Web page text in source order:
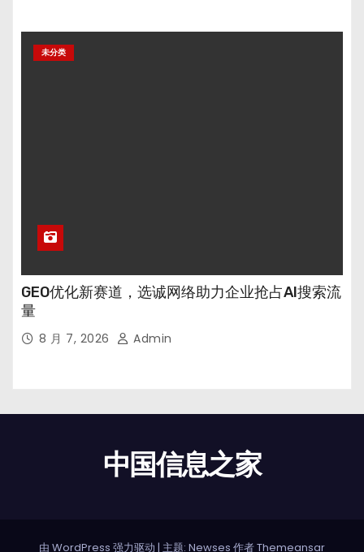
未分类
GEO优化新赛道，选诚网络助力企业抢占AI搜索流
量
8 月 7, 2026 Admin
中国信息之家
由 WordPress 强力驱动 | 主题: Newses 作者Themeansar